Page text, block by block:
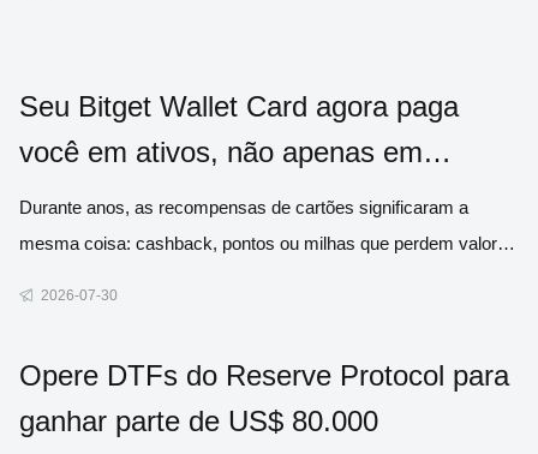
Seu Bitget Wallet Card agora paga
você em ativos, não apenas em
dinheiro
Durante anos, as recompensas de cartões significaram a
mesma coisa: cashback, pontos ou milhas que perdem valor
tokenizad
2026-07-30
Opere DTFs do Reserve Protocol para
ganhar parte de US$ 80.000